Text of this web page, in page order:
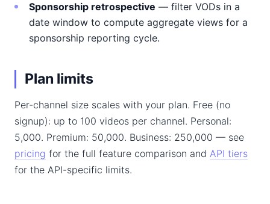
Sponsorship retrospective — filter VODs in a
date window to compute aggregate views for a
sponsorship reporting cycle.
Plan limits
Per-channel size scales with your plan. Free (no
signup): up to 100 videos per channel. Personal:
5,000. Premium: 50,000. Business: 250,000 — see
pricing for the full feature comparison and API tiers
for the API-specific limits.